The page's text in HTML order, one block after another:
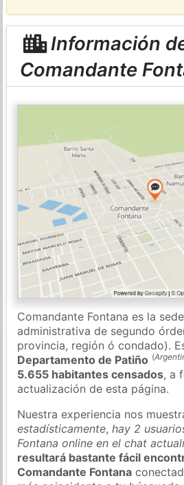
Información
Comandante
Comandante Fontana es la
administrativa de segundo
provincia, región ó condado).
Departamento de Patiño (
5.655 habitantes censados, a
actualización de esta página.
Nuestra experiencia nos
estadísticamente,hay 2
Fontana online en el chat
resultará bastante fácil
Comandante Fontana